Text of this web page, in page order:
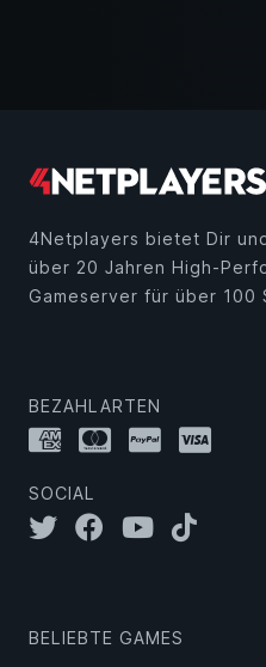
4Netplayers bietet Dir
über 20 Jahren High-
Gameserver für über 100
BEZAHLARTEN
SOCIAL
BELIEBTE GAMES